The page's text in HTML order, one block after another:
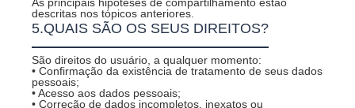
descritas nos tópicos anteriores.
5.QUAIS SÃO OS SEUS DIREITOS?
São direitos do usuário, a qualquer momento:
• Confirmação da existência de tratamento de seus dados
pessoais;
• Acesso aos dados pessoais;
• Correção de dados incompletos, inexatos ou